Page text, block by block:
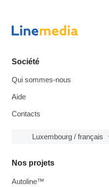
Société
Qui sommes-nous
Aide
Contacts
Luxembourg / français
Nos projets
Autoline™